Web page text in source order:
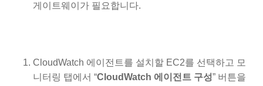
게이트웨이가 필요합니다.
CloudWatch 에이전트를 설치할 EC2를 선택하고 모
니터링 탭에서 “CloudWatch 에이전트 구성” 버튼을